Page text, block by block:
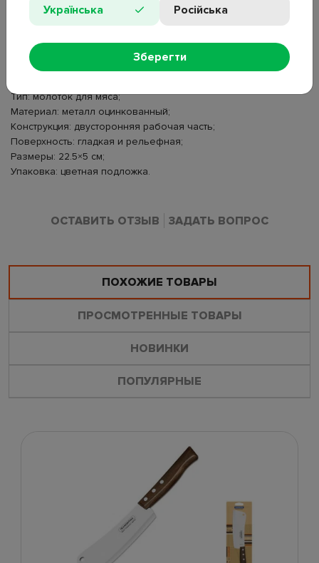
Рабочая часть закреплена перпендикулярно ручке,
конструкция без дополнительных накладок. Металлический
кухне, в заготовочной зоне и на предприятиях
общественного питания.
Тип: молоток для мяса;
Материал: металл оцинкованный;
Конструкция: двусторонняя рабочая часть;
Поверхность: гладкая и рельефная;
Размеры: 22.5×5 см;
Упаковка: цветная подложка.
ОСТАВИТЬ ОТЗЫВ ЗАДАТЬ ВОПРОС
ПОХОЖИЕ ТОВАРЫ
ПРОСМОТРЕННЫЕ ТОВАРЫ
НОВИНКИ
ПОПУЛЯРНЫЕ
Українська Російська
Зберегти